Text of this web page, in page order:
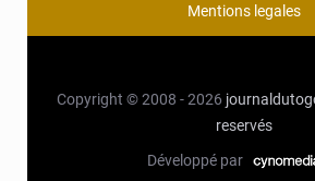
Mentions legales
Copyright © 2008 - 2026
reservés
Développé par